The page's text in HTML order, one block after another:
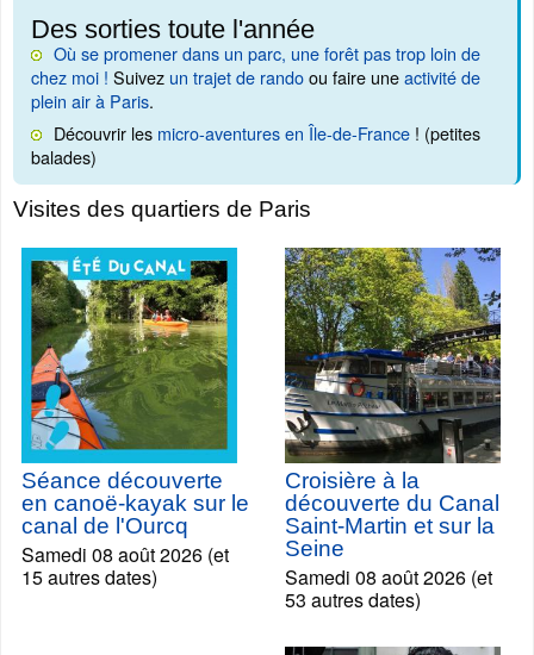
Des sorties toute l'année
Où se promener dans un parc, une forêt pas trop loin de
chez moi ! Suivez un trajet de randoou faire uneactivité de
plein air à Paris.
Découvrir les micro-aventures en Île-de-France ! (petites
balades)
Visites des quartiers de Paris
Séance découverte
en canoë-kayak sur le
canal de l'Ourcq
Samedi 08 août 2026 (et
15 autres dates)
Croisière à la
découverte du Canal
Saint-Martin et sur la
Seine
Samedi 08 août 2026 (et
53 autres dates)